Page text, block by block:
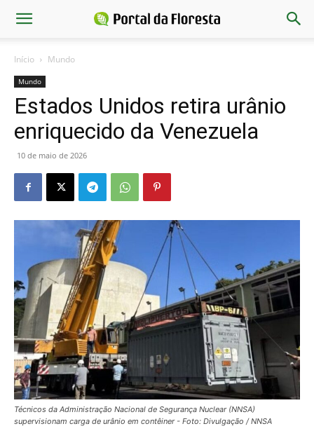
Início Mundo
Mundo
Estados Unidos retira urânio
enriquecido da Venezuela
10 de maio de 2026
Técnicos da Administração Nacional de Segurança Nuclear (NNSA)
supervisionam carga de urânio em contêiner - Foto: Divulgação / NNSA